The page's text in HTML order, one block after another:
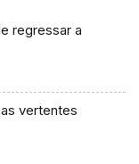
regressar a
vertentes